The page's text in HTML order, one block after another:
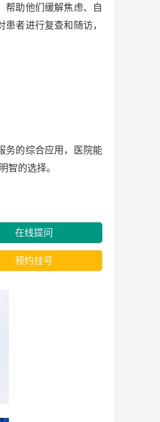
帮助他们缓解焦虑、自
者进行复查和随访，
务的综合应用，医院能
智的选择。
在线提问
预约挂号